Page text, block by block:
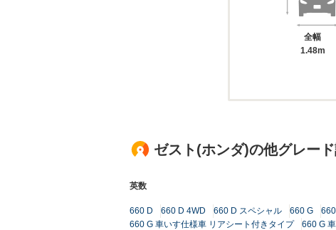
全幅
1.48m
ゼスト(ホンダ)の他グレード
英数
660 D 660 D 4WD 660 D スペシャル 660 G
660 G 車いす仕様車 リアシート付きタイプ
660 G